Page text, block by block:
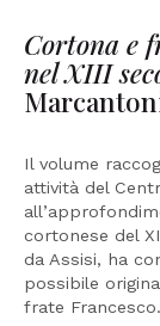
Cortona e
nel XIII
Il volume
attività del
cortonese del
da Assisi, ha
possibile
frate Francesco.